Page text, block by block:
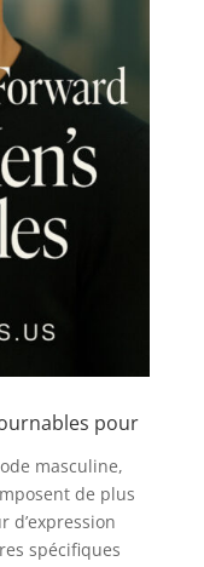
pour
masculine,
de plus
d’expression
spécifiques